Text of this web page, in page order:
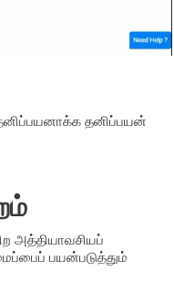
தனிப்பயன்
அத்தியாவசியப்
பயன்படுத்தும்